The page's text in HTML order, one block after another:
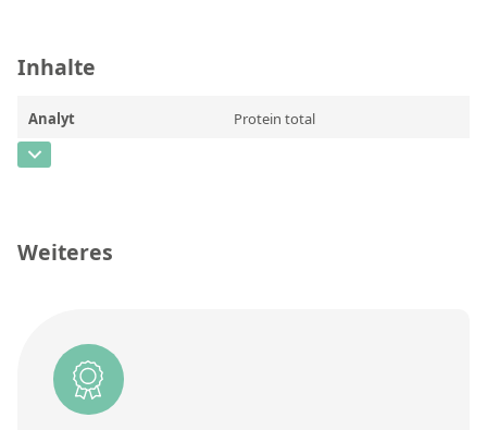
Inhalte
Analyt Protein total
CAS-Nummer
Einheit
Weiteres